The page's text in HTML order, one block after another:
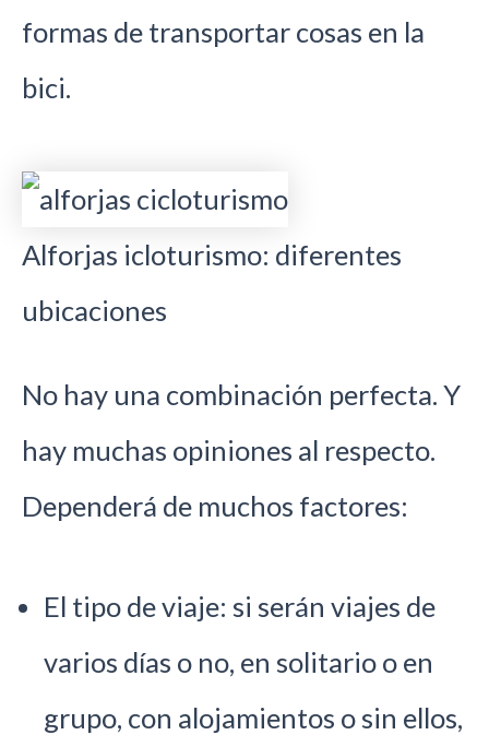
formas de transportar cosas en la
bici.
Alforjas icloturismo: diferentes
ubicaciones
No hay una combinación perfecta. Y
hay muchas opiniones al respecto.
Dependerá de muchos factores:
El tipo de viaje: si serán viajes de
varios días o no, en solitario o en
grupo, con alojamientos o sin ellos,